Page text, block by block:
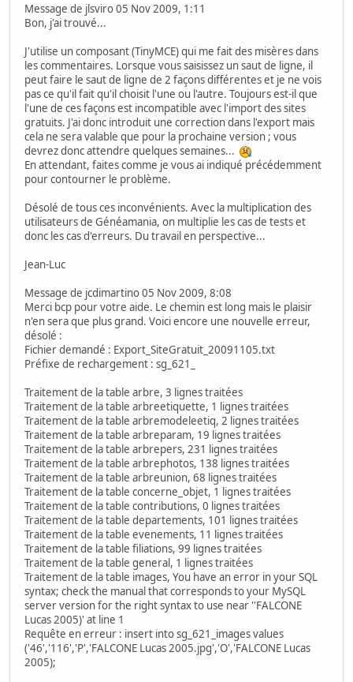
Message de jlsviro 05 Nov 2009, 1:11
Bon, j'ai trouvé...
J'utilise un composant (TinyMCE) qui me fait des misères dans
les commentaires. Lorsque vous saisissez un saut de ligne, il
peut faire le saut de ligne de 2 façons différentes et je ne vois
pas ce qu'il fait qu'il choisit l'une ou l'autre. Toujours est-il que
l'une de ces façons est incompatible avec l'import des sites
gratuits. J'ai donc introduit une correction dans l'export mais
cela ne sera valable que pour la prochaine version ; vous
devrez donc attendre quelques semaines...
En attendant, faites comme je vous ai indiqué précédemment
pour contourner le problème.
Désolé de tous ces inconvénients. Avec la multiplication des
utilisateurs de Généamania, on multiplie les cas de tests et
donc les cas d'erreurs. Du travail en perspective...
Jean-Luc
Message de jcdimartino 05 Nov 2009, 8:08
Merci bcp pour votre aide. Le chemin est long mais le plaisir
n'en sera que plus grand. Voici encore une nouvelle erreur,
désolé :
Fichier demandé : Export_SiteGratuit_20091105.txt
Préfixe de rechargement : sg_621_
Traitement de la table arbre, 3 lignes traitées
Traitement de la table arbreetiquette, 1 lignes traitées
Traitement de la table arbremodeleetiq, 2 lignes traitées
Traitement de la table arbreparam, 19 lignes traitées
Traitement de la table arbrepers, 231 lignes traitées
Traitement de la table arbrephotos, 138 lignes traitées
Traitement de la table arbreunion, 68 lignes traitées
Traitement de la table concerne_objet, 1 lignes traitées
Traitement de la table contributions, 0 lignes traitées
Traitement de la table departements, 101 lignes traitées
Traitement de la table evenements, 11 lignes traitées
Traitement de la table filiations, 99 lignes traitées
Traitement de la table general, 1 lignes traitées
Traitement de la table images, You have an error in your SQL
syntax; check the manual that corresponds to your MySQL
server version for the right syntax to use near ''FALCONE
Lucas 2005)' at line 1
Requête en erreur : insert into sg_621_images values
('46','116','P','FALCONE Lucas 2005.jpg','O','FALCONE Lucas
2005);